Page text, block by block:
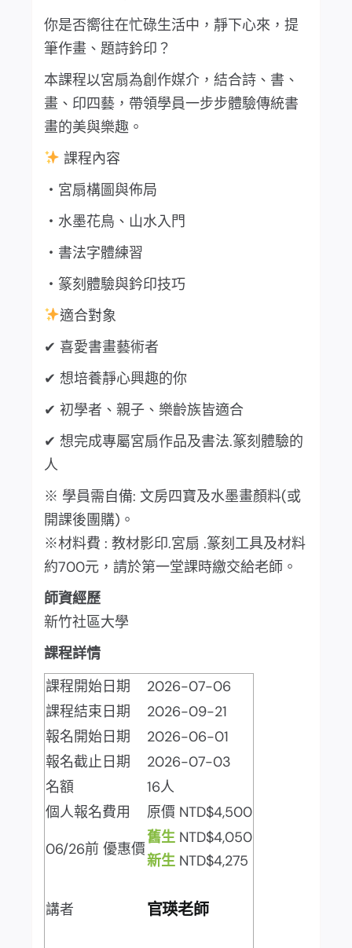
你是否嚮往在忙碌生活中，靜下心來，提
筆作畫、題詩鈐印？
本課程以宮扇為創作媒介，結合詩、書、
畫、印四藝，帶領學員一步步體驗傳統書
畫的美與樂趣。
課程內容
・宮扇構圖與佈局
・水墨花鳥、山水入門
・書法字體練習
・篆刻體驗與鈐印技巧
適合對象
✔ 喜愛書畫藝術者
✔ 想培養靜心興趣的你
✔ 初學者、親子、樂齡族皆適合
✔ 想完成專屬宮扇作品及書法.篆刻體驗的
人
※ 學員需自備: 文房四寶及水墨畫顏料(或
開課後團購)。
※材料費 : 教材影印.宮扇 .篆刻工具及材料
約700元，請於第一堂課時繳交給老師。
師資經歷
新竹社區大學
課程詳情
課程開始日期
2026-07-06
課程結束日期
2026-09-21
報名開始日期
2026-06-01
報名截止日期
2026-07-03
名額
16人
個人報名費用
原價 NTD$4,500
06/26前 優惠價
舊生NTD$4,050
新生NTD$4,275
講者 官瑛老師